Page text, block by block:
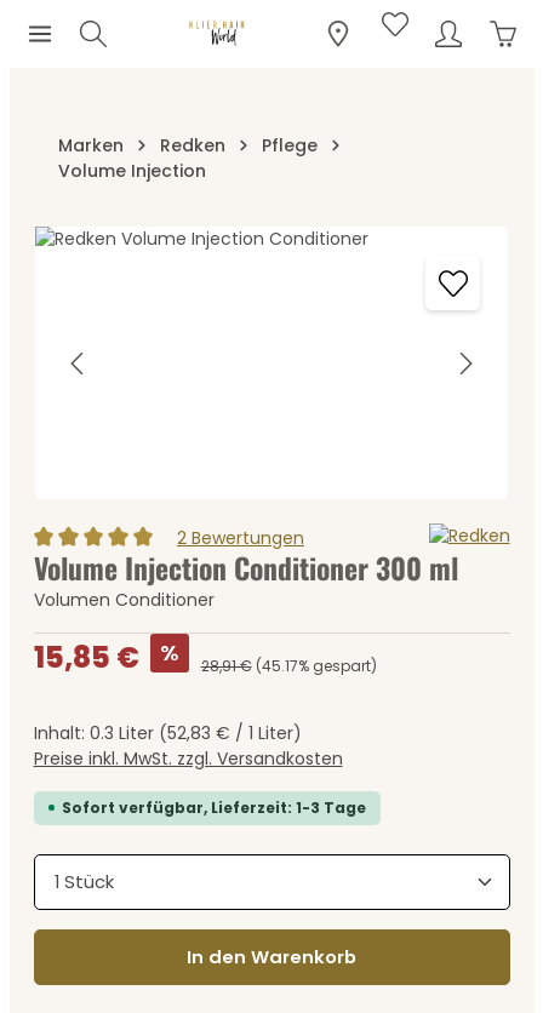
Zum Hauptinhalt springen
Marken Redken
Pflege
Volume Injection
Bildergalerie überspringen
Durchschnittliche Bewertung von 5 von 5 Sternen
2 Bewertungen
Volume Injection Conditioner 300 ml
Volumen Conditioner
Verkaufspreis:
15,85 € % 28,91 € (45.17% gespart)
Inhalt: 0.3 Liter (52,83 € / 1 Liter)
Preise inkl. MwSt. zzgl. Versandkosten
Sofort verfügbar, Lieferzeit: 1-3 Tage
Produkt Anzahl: Gib den gewünschten Wert
In den Warenkorb